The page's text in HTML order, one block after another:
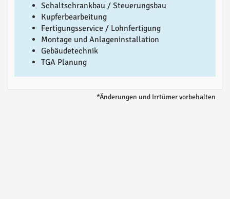
Schaltschrankbau / Steuerungsbau
Kupferbearbeitung
Fertigungsservice / Lohnfertigung
Montage und Anlageninstallation
Gebäudetechnik
TGA Planung
*Änderungen und Irrtümer vorbehalten